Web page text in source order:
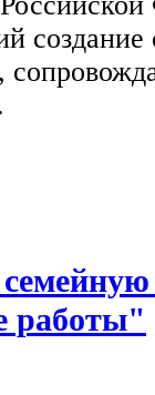
создание
работы"